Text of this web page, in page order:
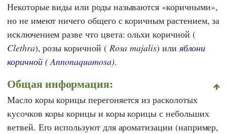
Некоторые виды или роды называются «коричными»,
но не имеют ничего общего с коричным растением, за
исключением разве что цвета: ольхи коричной (
Clethra), розы коричной ( Rosa majalis) илияблони
коричной (Annonaquamosa).
Общая информация:
Масло коры корицы перегоняется из расколотых
кусочков коры корицы и коры корицы с небольших
ветвей. Его используют для ароматизации (например,